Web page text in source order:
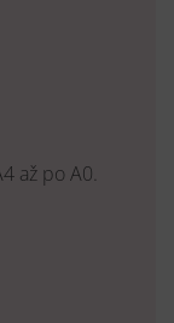
až po A0.